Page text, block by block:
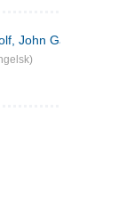
John Gabriel